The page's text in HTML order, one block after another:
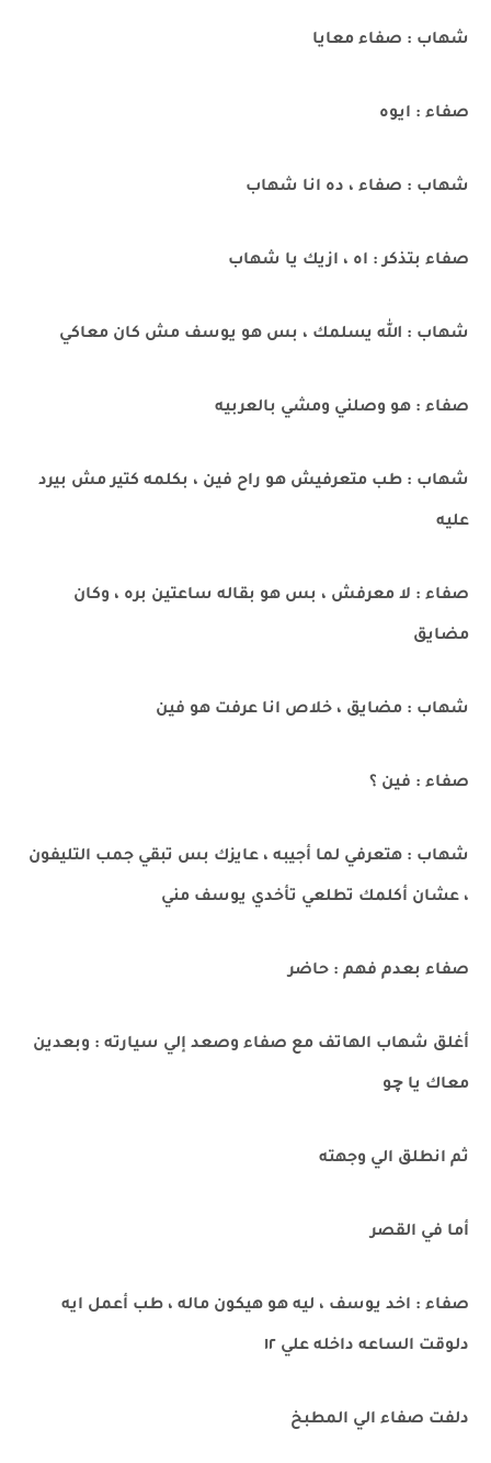
شهاب : صفاء معايا
صفاء : ايوه
شهاب : صفاء ، ده انا شهاب
صفاء بتذكر : اه ، ازيك يا شهاب
شهاب : الله يسلمك ، بس هو يوسف مش كان معاكي
صفاء : هو وصلني ومشي بالعربيه
شهاب : طب متعرفيش هو راح فين ، بكلمه كتير مش بيرد
عليه
صفاء : لا معرفش ، بس هو بقاله ساعتين بره ، وكان
مضايق
شهاب : مضايق ، خلاص انا عرفت هو فين
صفاء : فين ؟
شهاب : هتعرفي لما أجيبه ، عايزك بس تبقي جمب التليفون
، عشان أكلمك تطلعي تأخدي يوسف مني
صفاء بعدم فهم : حاضر
أغلق شهاب الهاتف مع صفاء وصعد إلي سيارته : وبعدين
معاك يا چو
ثم انطلق الي وجهته
أما في القصر
صفاء : اخد يوسف ، ليه هو هيكون ماله ، طب أعمل ايه
دلوقت الساعه داخله علي ١٢
دلفت صفاء الي المطبخ